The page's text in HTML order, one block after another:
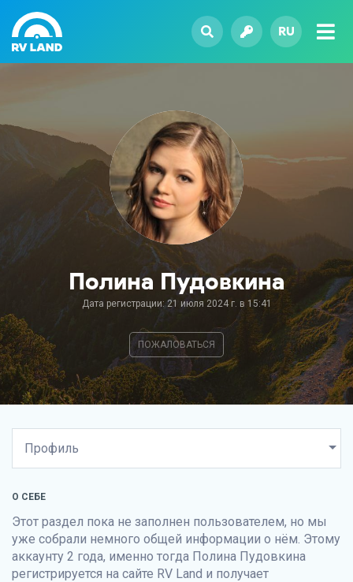
RU
Полина Пудовкина
Дата регистрации: 21 июля 2024 г. в 15:41
ПОЖАЛОВАТЬСЯ
О СЕБЕ
Этот раздел пока не заполнен пользователем, но мы
уже собрали немного общей информации о нём. Этому
аккаунту 2 года, именно тогда Полина Пудовкина
регистрируется на сайте RV Land и получает